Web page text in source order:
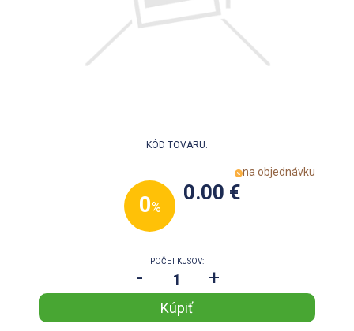
KÓD TOVARU:
na objednávku
0%
0.00 €
POČET KUSOV:
- +